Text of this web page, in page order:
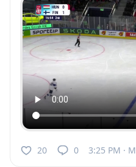
20 0 3:25 PM ·